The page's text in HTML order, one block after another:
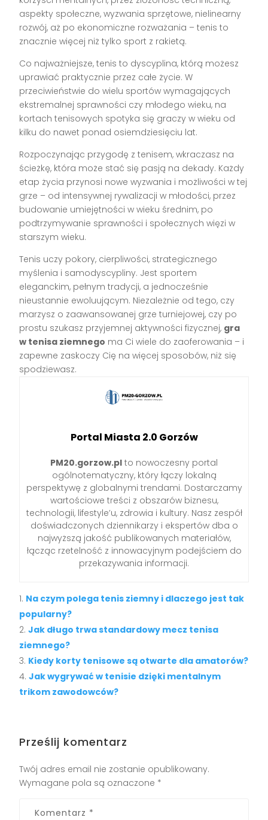
aspekty społeczne, wyzwania sprzętowe, nielinearny
rozwój, aż po ekonomiczne rozważania – tenis to
znacznie więcej niż tylko sport z rakietą.
Co najważniejsze, tenis to dyscyplina, którą możesz
uprawiać praktycznie przez całe życie. W
przeciwieństwie do wielu sportów wymagających
ekstremalnej sprawności czy młodego wieku, na
kortach tenisowych spotyka się graczy w wieku od
kilku do nawet ponad osiemdziesięciu lat.
Rozpoczynając przygodę z tenisem, wkraczasz na
ścieżkę, która może stać się pasją na dekady. Każdy
etap życia przynosi nowe wyzwania i możliwości w tej
grze – od intensywnej rywalizacji w młodości, przez
budowanie umiejętności w wieku średnim, po
podtrzymywanie sprawności i społecznych więzi w
starszym wieku.
Tenis uczy pokory, cierpliwości, strategicznego
myślenia i samodyscypliny. Jest sportem
eleganckim, pełnym tradycji, a jednocześnie
nieustannie ewoluującym. Niezależnie od tego, czy
marzysz o zaawansowanej grze turniejowej, czy po
prostu szukasz przyjemnej aktywności fizycznej, gra
w tenisa ziemnego ma Ci wiele do zaoferowania – i
zapewne zaskoczy Cię na więcej sposobów, niż się
spodziewasz.
Portal Miasta 2.0 Gorzów
PM20.gorzow.pl to nowoczesny portal
ogólnotematyczny, który łączy lokalną
perspektywę z globalnymi trendami. Dostarczamy
wartościowe treści z obszarów biznesu,
technologii, lifestyle’u, zdrowia i kultury. Nasz zespół
doświadczonych dziennikarzy i ekspertów dba o
najwyższą jakość publikowanych materiałów,
łącząc rzetelność z innowacyjnym podejściem do
przekazywania informacji.
Na czym polega tenis ziemny i dlaczego jest tak
popularny?
Jak długo trwa standardowy mecz tenisa
ziemnego?
Kiedy korty tenisowe są otwarte dla amatorów?
Jak wygrywać w tenisie dzięki mentalnym
trikom zawodowców?
Prześlij komentarz
Twój adres email nie zostanie opublikowany.
Wymagane pola są oznaczone *